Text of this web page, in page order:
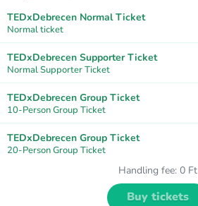
TEDxDebrecen Normal Ticket
Normal ticket
TEDxDebrecen Supporter Ticket
Normal Supporter Ticket
TEDxDebrecen Group Ticket
10-Person Group Ticket
TEDxDebrecen Group Ticket
20-Person Group Ticket
Handling fee: 0 Ft
Buy tickets